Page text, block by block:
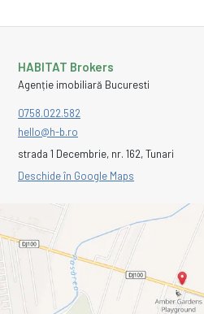
HABITAT Brokers
Agenție imobiliară Bucuresti
0758.022.582
hello@h-b.ro
strada 1 Decembrie, nr. 162, Tunari
Deschide în Google Maps